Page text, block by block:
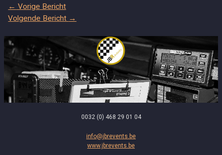
← Vorige Bericht
Volgende Bericht →
0032 (0) 468 29 01 04
info@jbrevents.be
www.jbrevents.be